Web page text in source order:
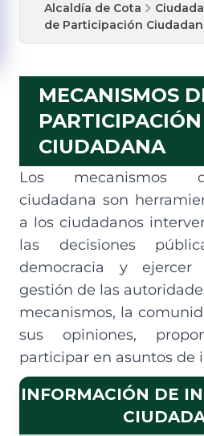
Alcaldía de Cota
de Participación
MECANISMOS
PARTICIPACIÓN
CIUDADANA
Los mecanismos
ciudadana son
a los ciudadanos
las decisiones
democracia y
gestión de las
mecanismos, la
sus opiniones,
participar en asuntos de
INFORMACIÓN DE